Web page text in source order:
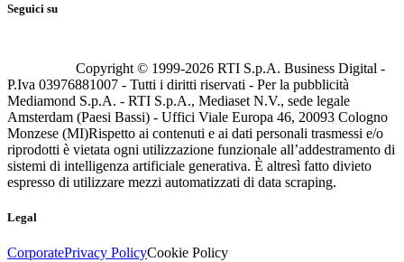
Seguici su
Copyright © 1999-2026 RTI S.p.A. Business Digital -
P.Iva 03976881007 - Tutti i diritti riservati - Per la pubblicità
Mediamond S.p.A. - RTI S.p.A., Mediaset N.V., sede legale
Amsterdam (Paesi Bassi) - Uffici Viale Europa 46, 20093 Cologno
Monzese (MI)Rispetto ai contenuti e ai dati personali trasmessi e/o
riprodotti è vietata ogni utilizzazione funzionale all’addestramento di
sistemi di intelligenza artificiale generativa. È altresì fatto divieto
espresso di utilizzare mezzi automatizzati di data scraping.
Legal
CorporatePrivacy PolicyCookie Policy